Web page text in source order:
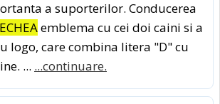
a suporterilor. Conducerea
emblema cu cei doi caini si a
logo, care combina litera "D" cu
... ...continuare.